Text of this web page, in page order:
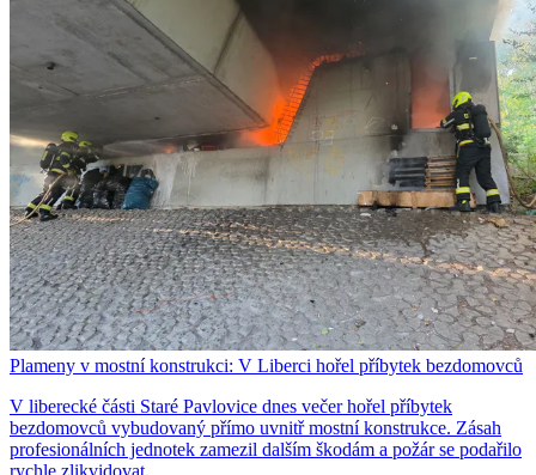
Plameny v mostní konstrukci: V Liberci hořel příbytek bezdomovců
V liberecké části Staré Pavlovice dnes večer hořel příbytek
bezdomovců vybudovaný přímo uvnitř mostní konstrukce. Zásah
profesionálních jednotek zamezil dalším škodám a požár se podařilo